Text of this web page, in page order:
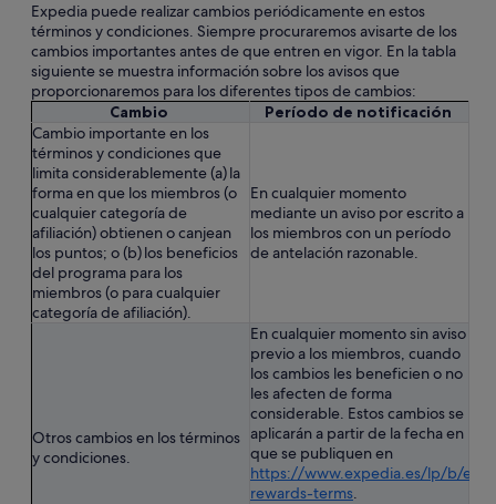
Expedia puede realizar cambios periódicamente en estos
términos y condiciones. Siempre procuraremos avisarte de los
cambios importantes antes de que entren en vigor. En la tabla
siguiente se muestra información sobre los avisos que
proporcionaremos para los diferentes tipos de cambios:
Cambio
Período de notificación
Cambio importante en los
términos y condiciones que
limita considerablemente (a) la
forma en que los miembros (o
cualquier categoría de
afiliación) obtienen o canjean
los puntos; o (b) los beneficios
del programa para los
miembros (o para cualquier
categoría de afiliación).
En cualquier momento
mediante un aviso por escrito a
los miembros con un período
de antelación razonable.
Otros cambios en los términos
y condiciones.
En cualquier momento sin aviso
previo a los miembros, cuando
los cambios les beneficien o no
les afecten de forma
considerable. Estos cambios se
aplicarán a partir de la fecha en
que se publiquen en
https://www.expedia.es/lp/b/exp-
rewards-terms.